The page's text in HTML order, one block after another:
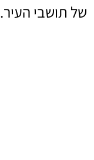
של תושבי העיר.